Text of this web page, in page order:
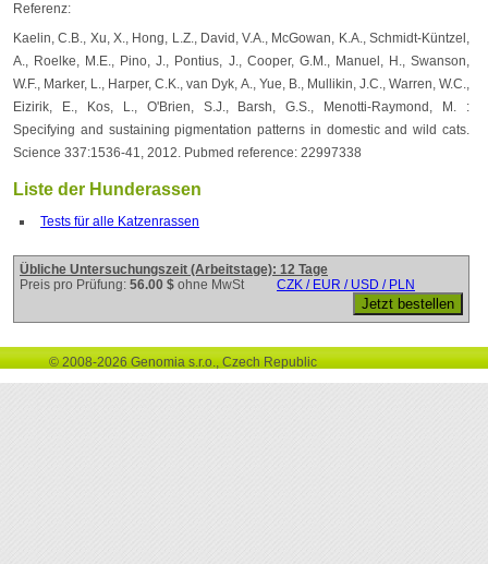
Referenz:
Kaelin, C.B., Xu, X., Hong, L.Z., David, V.A., McGowan, K.A., Schmidt-Küntzel,
A., Roelke, M.E., Pino, J., Pontius, J., Cooper, G.M., Manuel, H., Swanson,
W.F., Marker, L., Harper, C.K., van Dyk, A., Yue, B., Mullikin, J.C., Warren, W.C.,
Eizirik, E., Kos, L., O'Brien, S.J., Barsh, G.S., Menotti-Raymond, M. :
Specifying and sustaining pigmentation patterns in domestic and wild cats.
Science 337:1536-41, 2012. Pubmed reference: 22997338
Liste der Hunderassen
Tests für alle Katzenrassen
Übliche Untersuchungszeit (Arbeitstage): 12 Tage
Preis pro Prüfung: 56.00 $ ohne MwSt CZK / EUR / USD / PLN
© 2008-2026 Genomia s.r.o., Czech Republic